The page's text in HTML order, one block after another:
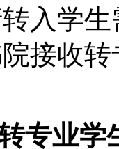
入学
接收转
专业学